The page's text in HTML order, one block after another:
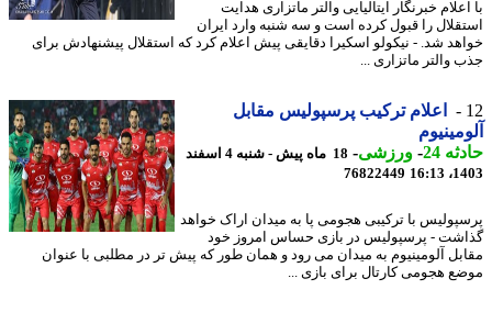
خبرنگار ایتالیایی والتر ماتزاری هدایت
را قبول کرده است و سه شنبه وارد ایران
شد. - نیکولو اسکیرا دقایقی پیش اعلام کرد که استقلال پیشنهادش برای
والتر ماتزاری ...
اعلام ترکیب پرسپولیس مقابل
24
-ورزشی-
18 ماه پیش - شنبه 4 اسفند
76822449
با ترکیبی هجومی پا به میدان اراک خواهد
- پرسپولیس در بازی حساس امروز خود
آلومینیوم به میدان می رود و همان طور که پیش تر در مطلبی با عنوان
هجومی کارتال برای بازی ...